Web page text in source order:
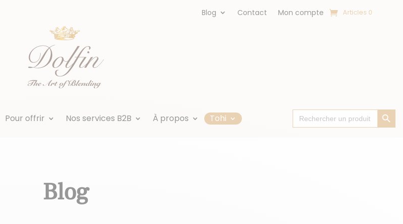
Blog Contact Mon compte Articles 0
Pour offrir Nos services B2B À propos Tohi
Search
for:
Search Button
Blog